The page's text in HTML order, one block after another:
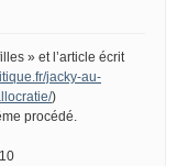
» et l’article écrit
jacky-au-
)
procédé.